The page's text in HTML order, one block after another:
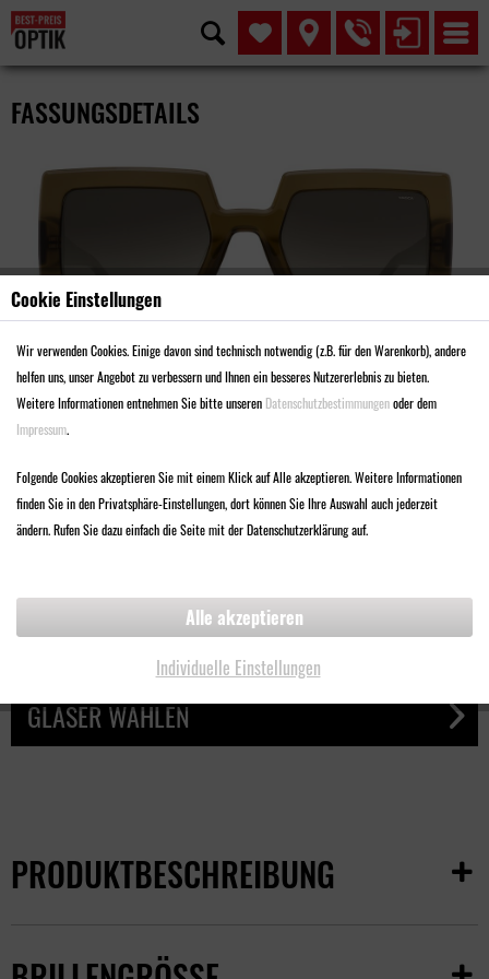
FASSUNGSDETAILS
MODELL SMA3030
68,00 €
Qualitäts-Sonnenschutzglas
GLÄSER WÄHLEN
PRODUKTBESCHREIBUNG
Cookie Einstellungen
Wir verwenden Cookies. Einige davon sind technisch notwendig (z.B. für den Warenkorb), andere
helfen uns, unser Angebot zu verbessern und Ihnen ein besseres Nutzererlebnis zu bieten.
Weitere Informationen entnehmen Sie bitte unseren Datenschutzbestimmungenoder dem
Impressum.
Folgende Cookies akzeptieren Sie mit einem Klick auf Alle akzeptieren. Weitere Informationen
finden Sie in den Privatsphäre-Einstellungen, dort können Sie Ihre Auswahl auch jederzeit
ändern. Rufen Sie dazu einfach die Seite mit der Datenschutzerklärung auf.
Individuelle Einstellungen
Alle akzeptieren